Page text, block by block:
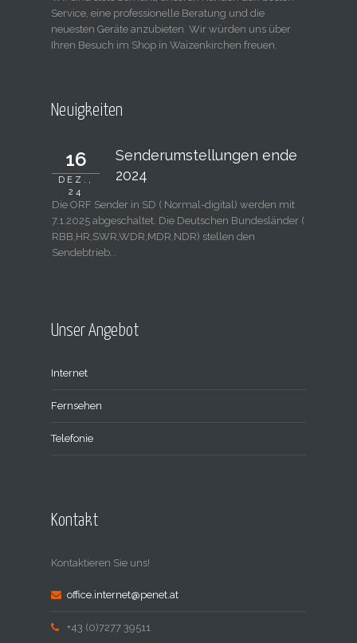
Service, eine professionelle Beratung und die
neuesten Geräte anzubieten. Wir würden uns über
Ihren Besuch im Shop in Waizenkirchen freuen.
Neuigkeiten
16
DEZ.,
24
Senderumstellungen ende
2024
Die ORF Sender in SD ( Normal-digital) werden mit
7.1.2025 abgeschaltet. Die Deutschen Bundesländer (
RBB,HR,SWR,WDR,MDR,NDR) stellen den
Sendebtrieb...
Unser Angebot
Internet
Fernsehen
Telefonie
Kontakt
Kontaktieren Sie uns!
office.internet@penet.at
+43 (0)7277 39511